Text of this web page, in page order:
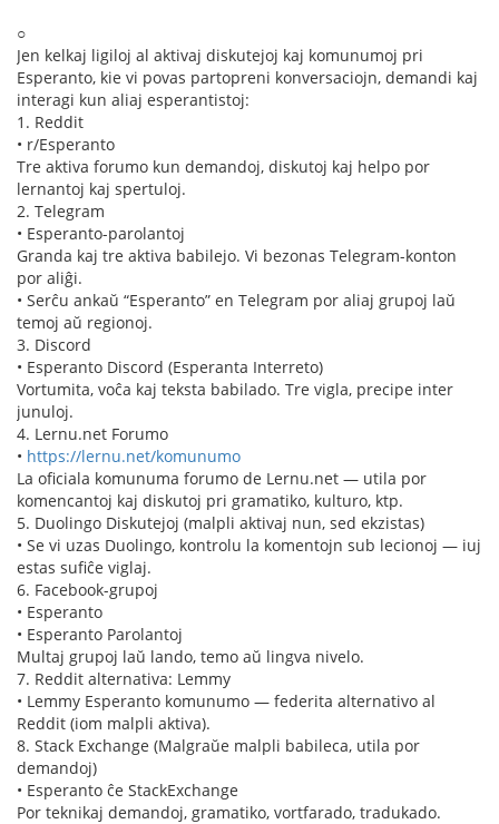
○
Jen kelkaj ligiloj al aktivaj diskutejoj kaj komunumoj pri
Esperanto, kie vi povas partopreni konversaciojn, demandi kaj
interagi kun aliaj esperantistoj:
1. Reddit
• r/Esperanto
Tre aktiva forumo kun demandoj, diskutoj kaj helpo por
lernantoj kaj spertuloj.
2. Telegram
• Esperanto-parolantoj
Granda kaj tre aktiva babilejo. Vi bezonas Telegram-konton
por aliĝi.
• Serĉu ankaŭ “Esperanto” en Telegram por aliaj grupoj laŭ
temoj aŭ regionoj.
3. Discord
• Esperanto Discord (Esperanta Interreto)
Vortumita, voĉa kaj teksta babilado. Tre vigla, precipe inter
junuloj.
4. Lernu.net Forumo
• https://lernu.net/komunumo
La oficiala komunuma forumo de Lernu.net — utila por
komencantoj kaj diskutoj pri gramatiko, kulturo, ktp.
5. Duolingo Diskutejoj (malpli aktivaj nun, sed ekzistas)
• Se vi uzas Duolingo, kontrolu la komentojn sub lecionoj — iuj
estas sufiĉe viglaj.
6. Facebook-grupoj
• Esperanto
• Esperanto Parolantoj
Multaj grupoj laŭ lando, temo aŭ lingva nivelo.
7. Reddit alternativa: Lemmy
• Lemmy Esperanto komunumo — federita alternativo al
Reddit (iom malpli aktiva).
8. Stack Exchange (Malgraŭe malpli babileca, utila por
demandoj)
• Esperanto ĉe StackExchange
Por teknikaj demandoj, gramatiko, vortfarado, tradukado.